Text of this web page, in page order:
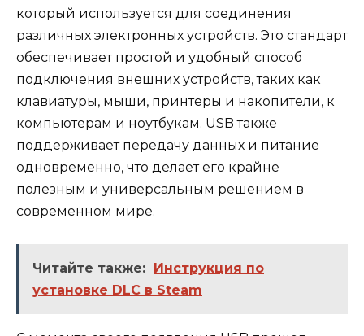
который используется для соединения
различных электронных устройств. Это стандарт
обеспечивает простой и удобный способ
подключения внешних устройств, таких как
клавиатуры, мыши, принтеры и накопители, к
компьютерам и ноутбукам. USB также
поддерживает передачу данных и питание
одновременно, что делает его крайне
полезным и универсальным решением в
современном мире.
Читайте также: Инструкция по
установке DLC в Steam